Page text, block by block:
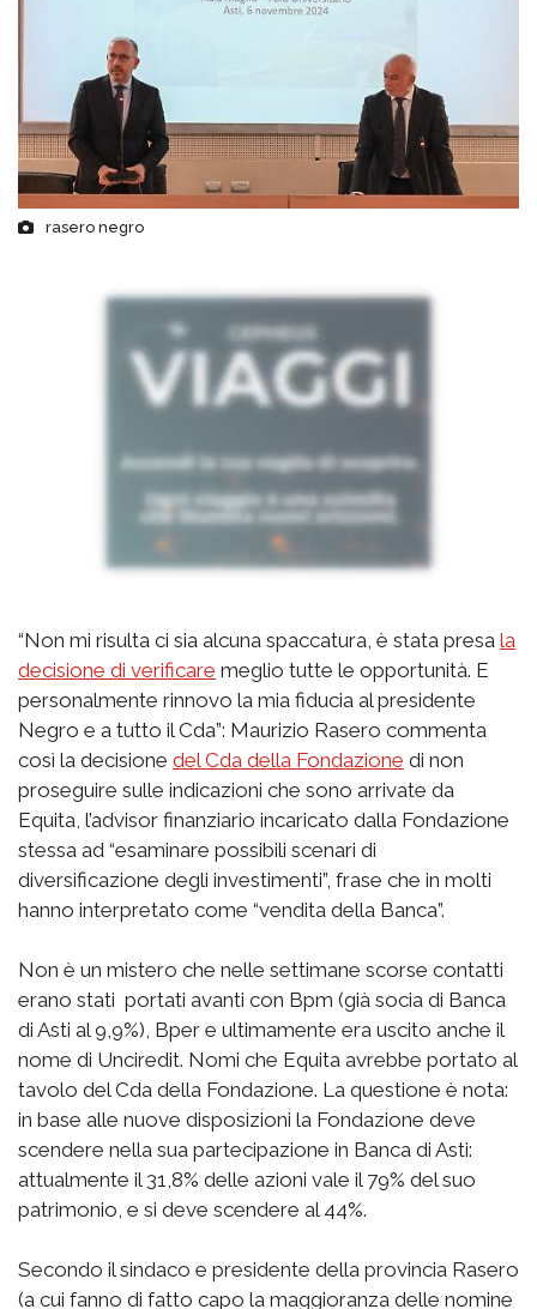
rasero negro
“Non mi risulta ci sia alcuna spaccatura, è stata presa la
decisione di verificare meglio tutte le opportunità. E
personalmente rinnovo la mia fiducia al presidente
Negro e a tutto il Cda”: Maurizio Rasero commenta
così la decisione del Cda della Fondazione di non
proseguire sulle indicazioni che sono arrivate da
Equita, l’advisor finanziario incaricato dalla Fondazione
stessa ad “esaminare possibili scenari di
diversificazione degli investimenti”, frase che in molti
hanno interpretato come “vendita della Banca”.
Non è un mistero che nelle settimane scorse contatti
erano stati portati avanti con Bpm (già socia di Banca
di Asti al 9,9%), Bper e ultimamente era uscito anche il
nome di Unciredit. Nomi che Equita avrebbe portato al
tavolo del Cda della Fondazione. La questione è nota:
in base alle nuove disposizioni la Fondazione deve
scendere nella sua partecipazione in Banca di Asti:
attualmente il 31,8% delle azioni vale il 79% del suo
patrimonio, e si deve scendere al 44%.
Secondo il sindaco e presidente della provincia Rasero
(a cui fanno di fatto capo la maggioranza delle nomine